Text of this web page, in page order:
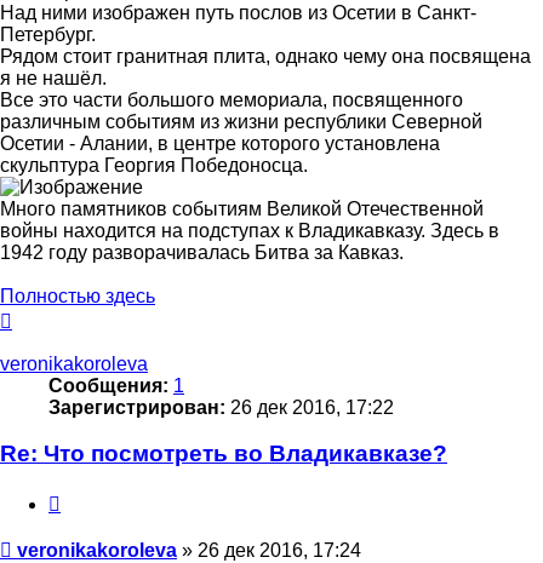
Над ними изображен путь послов из Осетии в Санкт-
Петербург.
Рядом стоит гранитная плита, однако чему она посвящена
я не нашёл.
Все это части большого мемориала, посвященного
различным событиям из жизни республики Северной
Осетии - Алании, в центре которого установлена
скульптура Георгия Победоносца.
Много памятников событиям Великой Отечественной
войны находится на подступах к Владикавказу. Здесь в
1942 году разворачивалась Битва за Кавказ.
Полностью здесь
началу
veronikakoroleva
Сообщения: 1
Зарегистрирован: 26 дек 2016, 17:22
Re: Что посмотреть во Владикавказе?
Сообщение
veronikakoroleva » 26 дек 2016, 17:24